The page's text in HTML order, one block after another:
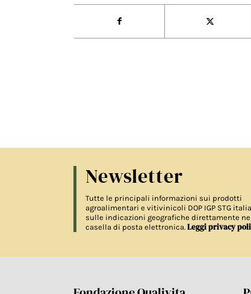
Newsletter
Tutte le principali informazioni sui prodotti
agroalimentari e vitivinicoli DOP IGP STG
sulle indicazioni geografiche direttamente
casella di posta elettronica. Leggi privacy